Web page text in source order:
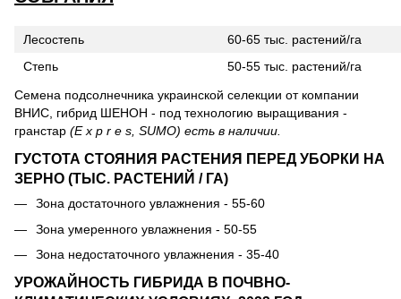
Лесостепь
60-65 тыс. растений/га
Степь
50-55 тыс. растений/га
Семена подсолнечника украинской селекции от компании
ВНИС, гибрид ШЕНОН - под технологию выращивания -
гранстар (E x p r e s, SUMO) есть в наличии.
ГУСТОТА СТОЯНИЯ РАСТЕНИЯ ПЕРЕД УБОРКИ НА
ЗЕРНО (ТЫС. РАСТЕНИЙ / ГА)
Зона достаточного увлажнения - 55-60
Зона умеренного увлажнения - 50-55
Зона недостаточного увлажнения - 35-40
УРОЖАЙНОСТЬ ГИБРИДА В ПОЧВНО-